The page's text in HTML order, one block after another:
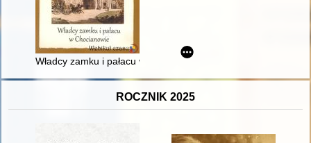
Władcy zamku i pałacu w Chocianowie
ROCZNIK 2025